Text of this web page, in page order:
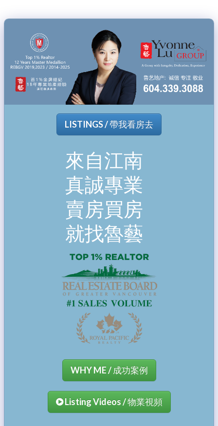
LISTINGS / 帶我看房去
來自江南
真誠專業
賣房買房
就找魯藝
WHY ME / 成功案例
Listing Videos / 物業視頻